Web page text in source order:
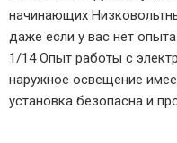
начинающих
даже если у вас нет
1/14 Опыт работы с
наружное освещение
установка безопасна и